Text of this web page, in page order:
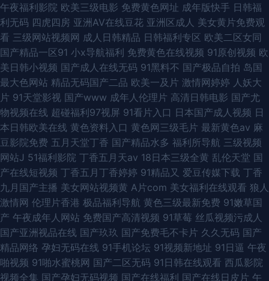
午夜福利影院 欧美三级电影 免费黄色网址 成年版快手 日韩福
利无码 四虎四房 亚洲AV在线豆花 亚洲区成人 美女黄片免费观
看 三级网站视频网 成人日韩精品 日韩福利专区 欧美二区女同
国产精品一区91 小x导航福利 免费黄色在线视频 91原创视频 欧
美日韩小视频 国产成人在线无码 91黑料不 国产极品自拍 岛国
最大色网站 精品无码国产二品 欧美一及片 激情网婷婷 人妖大
片 91天堂影视 国产www 成年人伦理片 高清日韩电影 国产尤
物视频在线 超碰福利97视屏 91看片入口 日本国产成人视频 日
本日韩欧美在线 黄色资料入口 黄色网三级毛片 最新黄色av 麻
豆影院免费 五月天堂丁香 国产精品水多 福利所导航 三级视频
网站J 51福利影院 丁香五月天av 18日本三级全黄 乱伦天堂 国
产在线短视频 丁香五月丁香婷婷 91精品又 爱豆传媒下载 丁香
九月国产主播 美女网站视频黄 A片com 美女福利在线观看 狼人
激情网 伦理片香港 极品福利导航 黄色三级最新免费 91嫩草国
产 午夜成年人网站 免费国产高清视频 91草莓 丝瓜视频污成人
国产亚洲视品在线 国产玖玖 国产免费毛不卡片 久久无码 国产
精品网络 孕妇无码在线 91手机论坛 91视频新地址 91日逼 午夜
啪视频 91啪水蜜桃网 国产二区无码 91日韩在线观看 西瓜影院
视频全集 国产孕妇无码视频 国产在线福利 国产在线日皮片 午